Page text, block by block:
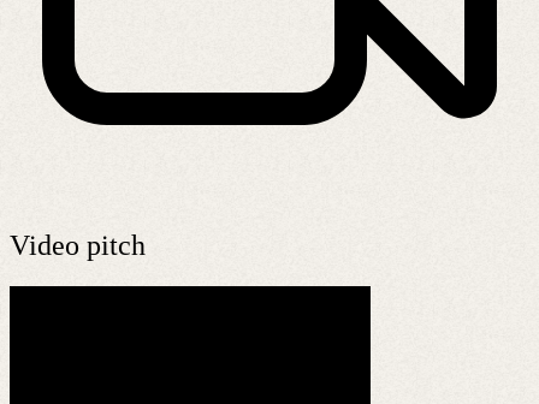
Video pitch